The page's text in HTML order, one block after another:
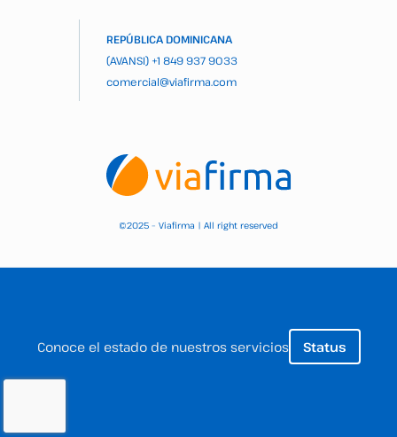
REPÚBLICA DOMINICANA
(AVANSI) +1 849 937 9033
comercial@viafirma.com
©2025 – Viafirma | All right reserved
Conoce el estado de nuestros servicios Status